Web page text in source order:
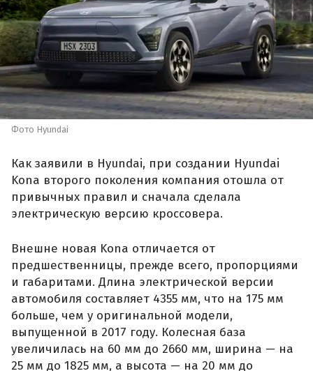
Фото Hyundai
Как заявили в Hyundai, при создании Hyundai
Kona второго поколения компания отошла от
привычных правил и сначала сделала
электрическую версию кроссовера.
Внешне новая Kona отличается от
предшественницы, прежде всего, пропорциями
и габаритами. Длина электрической версии
автомобиля составляет 4355 мм, что на 175 мм
больше, чем у оригинальной модели,
выпущенной в 2017 году. Колесная база
увеличилась на 60 мм до 2660 мм, ширина — на
25 мм до 1825 мм, а высота — на 20 мм до